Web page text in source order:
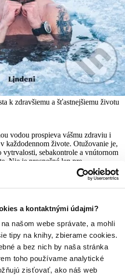
a kontaktnými údajmi?
našom webe správate, a mohli
tipy na knihy, zbierame cookies.
a bez nich by naša stránka
toho používame analytické
zisťovať, ako náš web
k zdravšiemu a šťastnejšiemu životu
vodou prospieva vášmu zdraviu i
každodennom živote. Otužovanie je,
vytrvalosti, sebakontrole a vnútornom
Nie je prospešné len pre...
ku vám vybrať prakticky
do 13:00 v pracovný deň,
inak najneskôr nasledujúci
MOBI